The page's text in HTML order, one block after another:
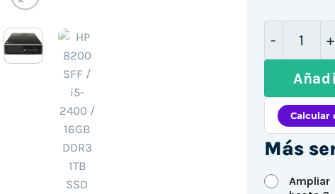
HP 8200
Más
Ampliar